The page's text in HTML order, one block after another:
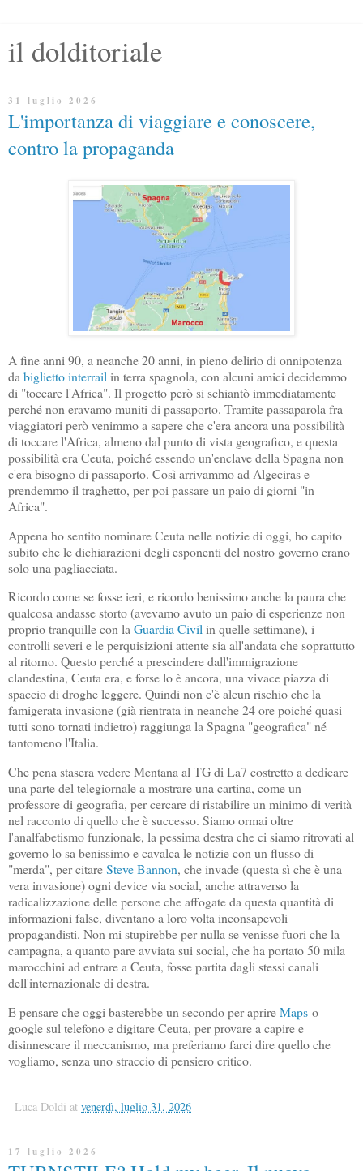
il dolditoriale
31 luglio 2026
L'importanza di viaggiare e conoscere,
contro la propaganda
A fine anni 90, a neanche 20 anni, in pieno delirio di onnipotenza
da biglietto interrail in terra spagnola, con alcuni amici decidemmo
di "toccare l'Africa". Il progetto però si schiantò immediatamente
perché non eravamo muniti di passaporto. Tramite passaparola fra
viaggiatori però venimmo a sapere che c'era ancora una possibilità
di toccare l'Africa, almeno dal punto di vista geografico, e questa
possibilità era Ceuta, poiché essendo un'enclave della Spagna non
c'era bisogno di passaporto. Così arrivammo ad Algeciras e
prendemmo il traghetto, per poi passare un paio di giorni "in
Africa".
Appena ho sentito nominare Ceuta nelle notizie di oggi, ho capito
subito che le dichiarazioni degli esponenti del nostro governo erano
solo una pagliacciata.
Ricordo come se fosse ieri, e ricordo benissimo anche la paura che
qualcosa andasse storto (avevamo avuto un paio di esperienze non
proprio tranquille con laGuardia Civilin quelle settimane), i
controlli severi e le perquisizioni attente sia all'andata che soprattutto
al ritorno. Questo perché a prescindere dall'immigrazione
clandestina, Ceuta era, e forse lo è ancora, una vivace piazza di
spaccio di droghe leggere. Quindi non c'è alcun rischio che la
famigerata invasione (già rientrata in neanche 24 ore poiché quasi
tutti sono tornati indietro) raggiunga la Spagna "geografica" né
tantomeno l'Italia.
Che pena stasera vedere Mentana al TG di La7 costretto a dedicare
una parte del telegiornale a mostrare una cartina, come un
professore di geografia, per cercare di ristabilire un minimo di verità
nel racconto di quello che è successo. Siamo ormai oltre
l'analfabetismo funzionale, la pessima destra che ci siamo ritrovati al
governo lo sa benissimo e cavalca le notizie con un flusso di
"merda", per citareSteve Bannon, che invade (questa sì che è una
vera invasione) ogni device via social, anche attraverso la
radicalizzazione delle persone che affogate da questa quantità di
informazioni false, diventano a loro volta inconsapevoli
propagandisti. Non mi stupirebbe per nulla se venisse fuori che la
campagna, a quanto pare avviata sui social, che ha portato 50 mila
marocchini ad entrare a Ceuta, fosse partita dagli stessi canali
dell'internazionale di destra.
E pensare che oggi basterebbe un secondo per aprireMaps o
google sul telefono e digitare Ceuta, per provare a capire e
disinnescare il meccanismo, ma preferiamo farci dire quello che
vogliamo, senza uno straccio di pensiero critico.
Luca Doldi at venerdì, luglio 31, 2026
17 luglio 2026